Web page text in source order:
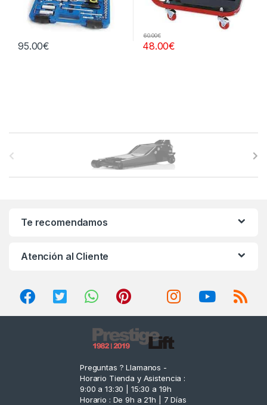
95.00€ 48.00€
60.00€
a
Te recomendamos
Atención al Cliente
Preguntas ? Llamanos -
Horario Tienda y Asistencia :
9:00 a 13:30 | 15:30 a 19h
Horario : De 9h a 21h | 7 Días